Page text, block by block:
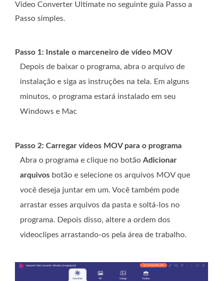
Video Converter Ultimate no seguinte guia Passo a
Passo simples.
Passo 1: Instale o marceneiro de vídeo MOV
Depois de baixar o programa, abra o arquivo de
instalação e siga as instruções na tela. Em alguns
minutos, o programa estará instalado em seu
Windows e Mac
Passo 2: Carregar vídeos MOV para o programa
Abra o programa e clique no botão Adicionar
arquivos botão e selecione os arquivos MOV que
você deseja juntar em um. Você também pode
arrastar esses arquivos da pasta e soltá-los no
programa. Depois disso, altere a ordem dos
videoclipes arrastando-os pela área de trabalho.